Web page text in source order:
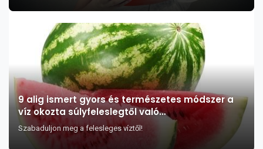
9 alig ismert gyors és természetes módszer a
víz okozta súlyfeleslegtől való
megszabaduláshoz
Szabaduljon meg a felesleges víztől!